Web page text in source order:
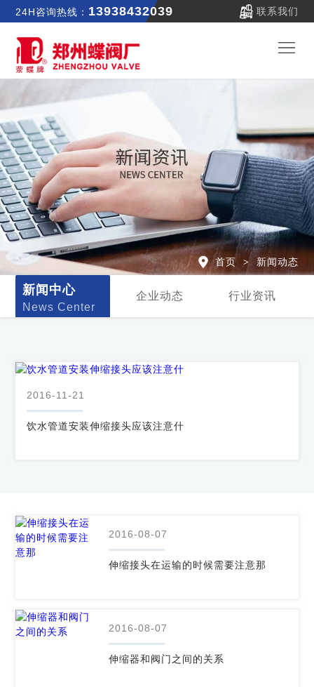
24H咨询热线： 13938432039 联系我们
郑
首
页
于
我
们
新
闻
中
产
品
中
公
司联
首页 新闻动态
新闻中心
News Center
企业动态 行业资讯
2016-11-21
饮水管道安装伸缩接头应该注意什
2016-08-07
伸缩接头在运输的时候需要注意那
2016-08-07
伸缩器和阀门之间的关系